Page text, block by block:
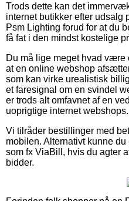
Trods dette kan det
internet butikker efter
Psm Lighting forud for at du
få fat i den mindst kostelige
Du må lige meget hvad
at en online webshop
som kan virke urealistisk
et faresignal om en svindel
er trods alt omfavnet af en
uoprigtige internet webshops.
Vi tilråder bestillinger med
mobilen. Alternativt kunne
som fx ViaBill, hvis du agter
bidder.